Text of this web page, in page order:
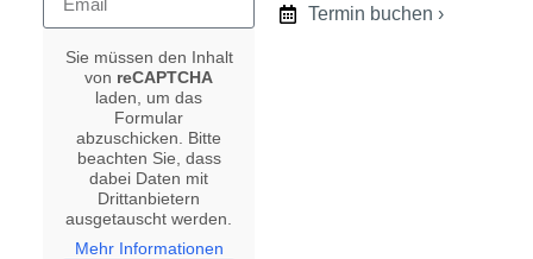
Sie müssen den Inhalt
von reCAPTCHA
laden, um das
Formular
abzuschicken. Bitte
beachten Sie, dass
dabei Daten mit
Drittanbietern
ausgetauscht werden.
Mehr Informationen
Termin buchen ›